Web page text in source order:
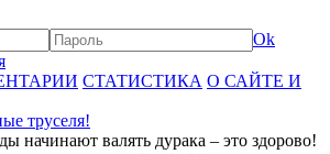
Ok
СТАТИСТИКА О САЙТЕ И
труселя!
начинают валять дурака – это здорово!